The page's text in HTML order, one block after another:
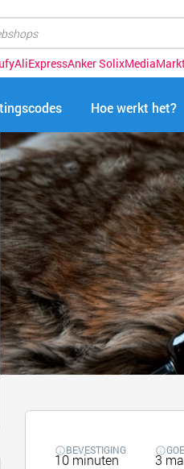
AliExpressAnker Solix
Hoe werkt het?
BEVESTIGING
10 minuten 3